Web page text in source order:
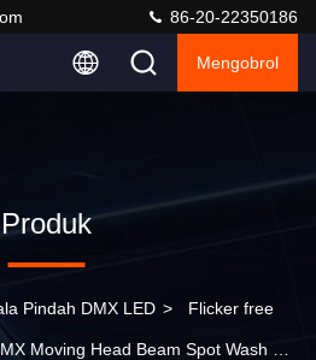
86-20-22350186
Mengobrol
Produk
Pindah DMX LED > Flicker free
Moving Head Beam Spot Wash 3